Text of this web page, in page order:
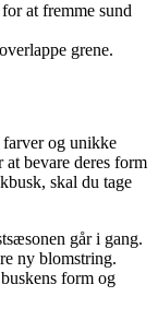
at fremme sund
grene.
og unikke
bevare deres form
skal du tage
går i gang.
ny blomstring.
form og